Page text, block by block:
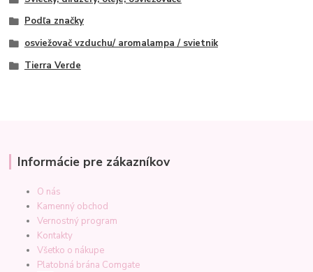
Podľa značky
osviežovač vzduchu/ aromalampa / svietnik
Tierra Verde
Informácie pre zákazníkov
O nás
Kamenný obchod
Vernostný program
Kontakty
Všetko o nákupe
Platobná brána Comgate